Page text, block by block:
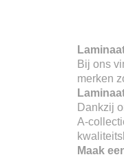
Bij ons
merken
Dankzij
A-
Maak